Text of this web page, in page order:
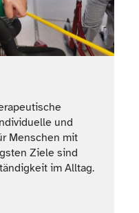
und
Menschen mit
Ziele sind
im Alltag.